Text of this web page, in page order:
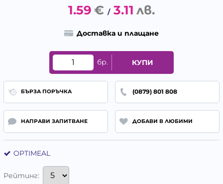
1.59 € / 3.11 лв.
Доставка и плащане
бр. КУПИ
БЪРЗА ПОРЪЧКА (0879) 801 808
НАПРАВИ ЗАПИТВАНЕ ДОБАВИ В ЛЮБИМИ
OPTIMEAL
Рейтинг: